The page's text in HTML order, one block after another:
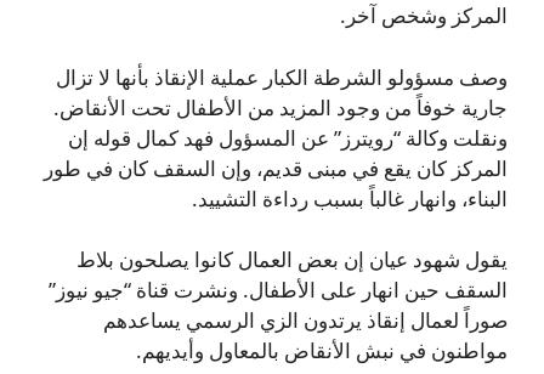
المركز وشخص آخر.
وصف مسؤولو الشرطة الكبار عملية الإنقاذ بأنها لا تزال
جارية خوفاً من وجود المزيد من الأطفال تحت الأنقاض.
ونقلت وكالة “رويترز” عن المسؤول فهد كمال قوله إن
المركز كان يقع في مبنى قديم، وإن السقف كان في طور
البناء، وانهار غالباً بسبب رداءة التشييد.
يقول شهود عيان إن بعض العمال كانوا يصلحون بلاط
السقف حين انهار على الأطفال. ونشرت قناة “جيو نيوز”
صوراً لعمال إنقاذ يرتدون الزي الرسمي يساعدهم
مواطنون في نبش الأنقاض بالمعاول وأيديهم.